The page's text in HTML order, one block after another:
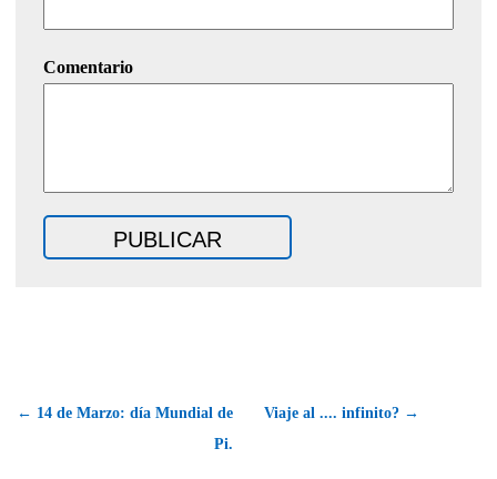
Comentario
← 14 de Marzo: día Mundial de
Pi.
Viaje al .... infinito? →